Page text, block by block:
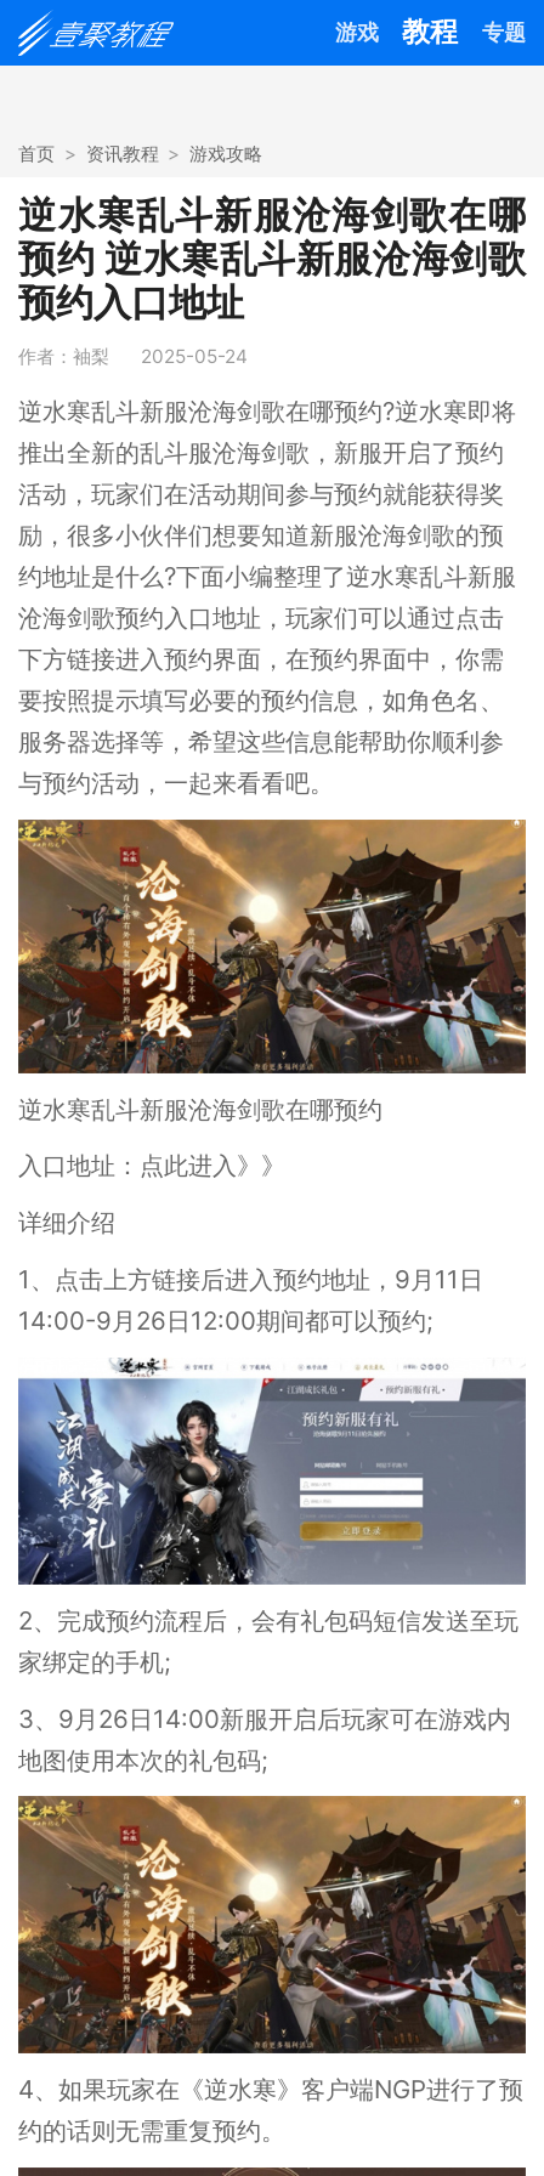
游戏 教程 专题
首页 资讯教程 游戏攻略
逆水寒乱斗新服沧海剑歌在哪
预约 逆水寒乱斗新服沧海剑歌
预约入口地址
作者：袖梨 2025-05-24
逆水寒乱斗新服沧海剑歌在哪预约?逆水寒即将
推出全新的乱斗服沧海剑歌，新服开启了预约
活动，玩家们在活动期间参与预约就能获得奖
励，很多小伙伴们想要知道新服沧海剑歌的预
约地址是什么?下面小编整理了逆水寒乱斗新服
沧海剑歌预约入口地址，玩家们可以通过点击
下方链接进入预约界面，在预约界面中，你需
要按照提示填写必要的预约信息，如角色名、
服务器选择等，希望这些信息能帮助你顺利参
与预约活动，一起来看看吧。
逆水寒乱斗新服沧海剑歌在哪预约
入口地址：点此进入》》
详细介绍
1、点击上方链接后进入预约地址，9月11日
14:00-9月26日12:00期间都可以预约;
2、完成预约流程后，会有礼包码短信发送至玩
家绑定的手机;
3、9月26日14:00新服开启后玩家可在游戏内
地图使用本次的礼包码;
4、如果玩家在《逆水寒》客户端NGP进行了预
约的话则无需重复预约。